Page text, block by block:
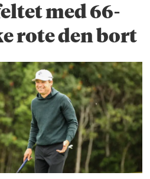
med 66-
rote den bort